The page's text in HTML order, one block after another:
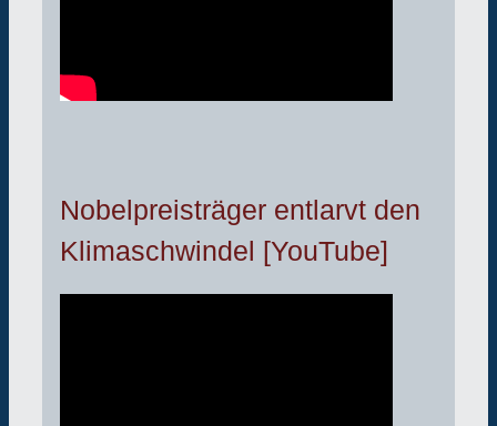
Nobelpreisträger entlarvt den
Klimaschwindel [YouTube]